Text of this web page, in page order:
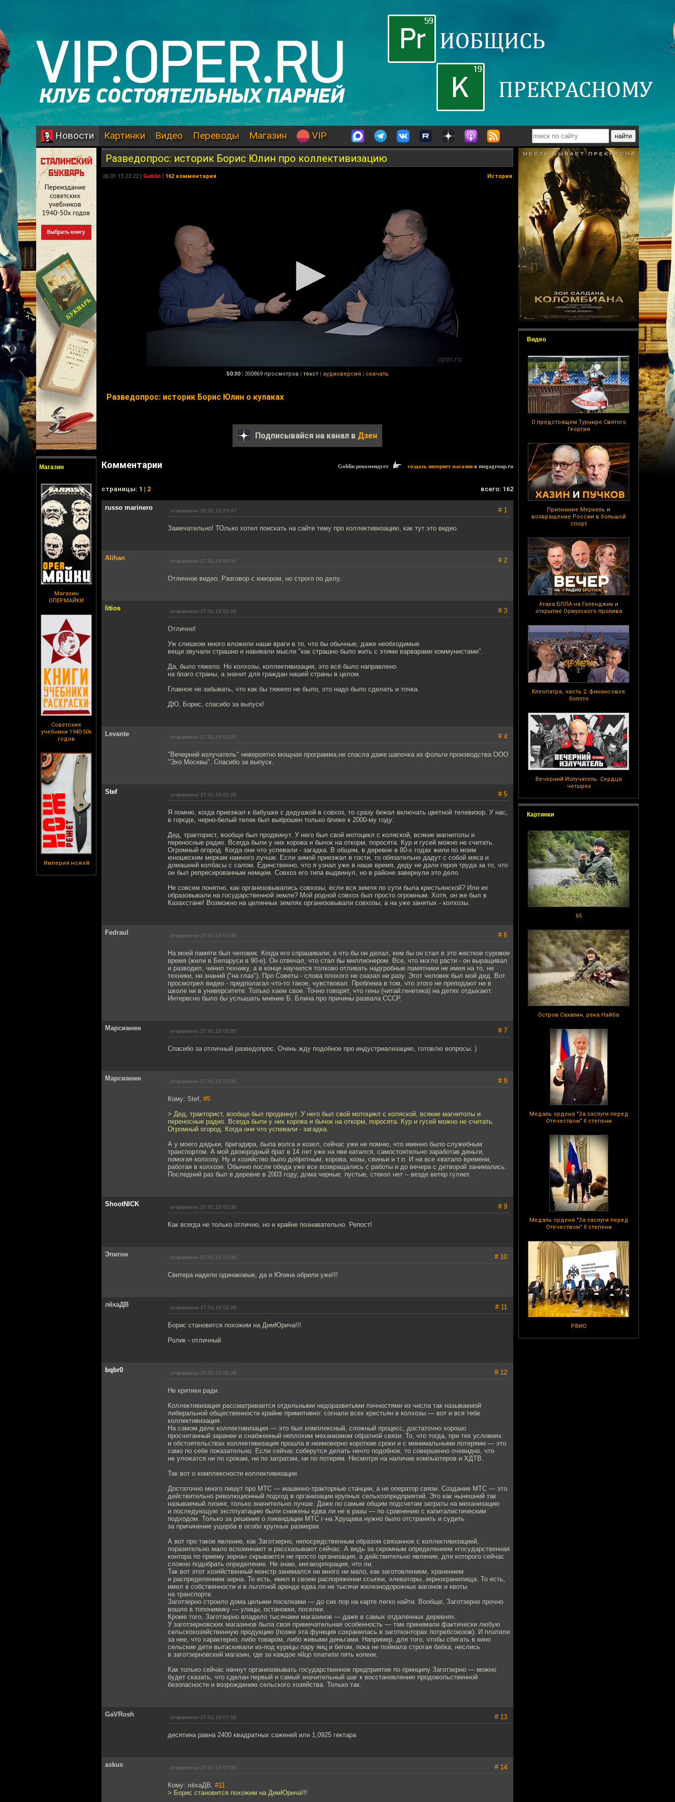
Новости Картинки Видео Переводы Магазин VIP
Магазин
Магазин
ОПЕРМАЙКИ
Советские
учебники 1940-50х
годов
Империя ножей
Видео
О предстоящем Турнире Святого
Георгия
Признание Меркель и
возвращение России в большой
спорт
Атака БПЛА на Геленджик и
открытие Ормузского пролива
Клеопатра, часть 2: финансовое
болото
Вечерний Излучатель: Сердца
четырех
Картинки
65
Остров Сахалин, река Найба
Медаль ордена "За заслуги перед
Отечеством" II степени
Медаль ордена "За заслуги перед
Отечеством" II степени
РВИО
Разведопрос: историк Борис Юлин про коллективизацию
26.01.15 23:22 | Goblin | 162 комментария История
50:30 | 350869 просмотров | текст | аудиоверсия | скачать
Разведопрос: историк Борис Юлин о кулаках
Подписывайся на канал в Дзен
Комментарии Goblin рекомендует создать интернет магазин в megagroup.ru
cтраницы: 1 | 2 всего: 162
russo marinero отправлено 26.01.15 23:47 # 1
Замечательно! ТОлько хотел поискать на сайте тему про коллективизацию, как тут это видео.
Alihan отправлено 27.01.15 00:16 # 2
Отличное видео. Разговор с юмором, но строго по делу.
litios отправлено 27.01.15 01:06 # 3
Отлично!
Уж слишком много вложили наши враги в то, что бы обычные, даже необходимые
вещи звучали страшно и навивали мысли "как страшно было жить с этими варварами коммунистами".
Да, было тяжело. Но колхозы, коллективизация, это всё было направлено
на благо страны, а значит для граждан нашей страны в целом.
Главное не забывать, что как бы тяжело не было, это надо было сделать и точка.
ДЮ, Борис, спасибо за выпуск!
Levante отправлено 27.01.15 01:20 # 4
"Вечерний излучатель" невероятно мощная программа,не спасла даже шапочка из фольги производства ООО
"Эхо Москвы". Спасибо за выпуск.
Stef отправлено 27.01.15 01:26 # 5
Я помню, когда приезжал к бабушке с дедушкой в совхоз, то сразу бежал включать цветной телевизор. У нас,
в городе, черно-белый телек был выброшен только ближе к 2000-му году.
Дед, тракторист, вообще был продвинут. У него был свой мотоцикл с коляской, всякие магнитолы и
переносные радио. Всегда были у них корова и бычок на откорм, поросята. Кур и гусей можно не считать.
Огромный огород. Когда они что успевали - загадка. В общем, в деревне в 80-х годах жили по моим
юношеским меркам намного лучше. Если зимой приезжал в гости, то обязательно дадут с собой мяса и
домашней колбасы с салом. Единственно, что я узнал уже в наше время, деду не дали героя труда за то, что
он был репресированным немцем. Совхоз его типа выдвинул, но в районе завернули это дело.
Не совсем понятно, как организовывались совхозы, если вся земля по сути была крестьянской? Или их
образовывали на государственной земле? Мой родной совхоз был просто огромным. Хотя, он же был в
Казахстане! Возможно на целинных землях организовывали совхозы, а на уже занятых - колхозы.
Fedraul отправлено 27.01.15 01:46 # 6
На моей памяти был человек. Когда его спрашивали, а что бы он делал, кем бы он стал в это жесткое суровое
время (жили в Беларуси в 90-е). Он отвечал, что стал бы миллионером. Все, что могло расти - он выращивал
и разводил, чинил технику, а в конце научился толково отливать надгробные памятники не имея на то, ни
техники, ни знаний ("на глаз"). Про Советы - слова плохого не сказал ни разу. Этот человек был мой дед. Вот
просмотрел видео - предполагал что-то такое, чувствовал. Проблема в том, что этого не преподают ни в
школе ни в университете. Только хаем свое. Точно говорят, что гены (читай:генетика) на детях отдыхают.
Интересно было бы услышать мнение Б. Блина про причины развала СССР.
Марсианин отправлено 27.01.15 02:05 # 7
Спасибо за отличный разведопрос. Очень жду подобное про индустриализацию, готовлю вопросы. )
Марсианин отправлено 27.01.15 02:05 # 8
Кому: Stef, #5
> Дед, тракторист, вообще был продвинут. У него был свой мотоцикл с коляской, всякие магнитолы и
переносные радио. Всегда были у них корова и бычок на откорм, поросята. Кур и гусей можно не считать.
Огромный огород. Когда они что успевали - загадка.
А у моего дядьки, бригадира, была волга и козел, сейчас уже не помню, что именно было служебным
транспортом. А мой двоюродный брат в 14 лет уже на яве катался, самостоятельно заработав деньги,
помогая колхозу. Ну и хозяйство было добротным, корова, козы, свиньи и т.п. И на все хватало времени,
работая в колхозе. Обычно после обеда уже все возвращались с работы и до вечера с детворой занимались.
Последний раз был в деревне в 2003 году, дома черные, пустые, стекол нет -- везде ветер гуляет.
ShootNICK отправлено 27.01.15 02:36 # 9
Как всегда не только отлично, но и крайне познавательно. Репост!
Эпигон отправлено 27.01.15 02:48 # 10
Свитера надели одинаковые, да и Юлина обрили уже!!!
лёхаДВ отправлено 27.01.15 02:48 # 11
Борис становится похожим на ДимЮрича!!!
Ролик - отличный
bqbr0 отправлено 27.01.15 06:39 # 12
Не критики ради.
Коллективизация рассматривается отдельными недоразвитыми личностями из числа так называемой
либеральной общественности крайне примитивно: согнали всех крестьян в колхозы — вот и вся тебе
коллективизация.
На самом деле коллективизация — это был комплексный, сложный процесс, достаточно хорошо
просчитанный заранее и снабженный неплохим механизмом обратной связи. То, что тогда, при тех условиях
и обстоятельствах коллективизация прошла в неимоверно короткие сроки и с минимальными потерями — это
само по себе показательно. Если сейчас соберутся делать нечто подобное, то совершенно очевидно, что
не уложатся ни по срокам, ни по затратам, ни по потерям. Несмотря на наличие компьютеров и ХДТВ.
Так вот о комплексности коллективизации.
Достаточно много пишут про МТС — машинно-тракторные станции, а не оператор связи. Создание МТС — это
действительно революционный подход в организации крупных сельхозпредприятий. Это как нынешний так
называемый лизинг, только значительно лучше. Даже по самым общим подсчетам затраты на механизацию
и последующую эксплуатацию были снижены едва ли не в разы — по сравнению с капиталистическим
подходом. Только за решение о ликвидации МТС г-на Хрущева нужно было отстранять и судить
за причинение ущерба в особо крупных размерах.
А вот про такое явление, как Заготзерно, непосредственным образом связанное с коллективизацией,
поразительно мало вспоминают и рассказывают сейчас. А ведь за скромным определением «государственная
контора по приему зерна» скрывается не просто организация, а действительно явление, для которого сейчас
сложно подобрать определение. Не знаю, мегакорпорация, что ли.
Так вот этот хозяйственный монстр занимался ни много ни мало, как заготовлением, хранением
и распределением зерна. То есть, имел в своем распоряжении ссыпки, элеваторы, зернохранилища. То есть,
имел в собственности и в льготной аренде едва ли не тысячи железнодорожных вагонов и квоты
на транспорте.
Заготзерно строило дома целыми поселками — до сих пор на карте легко найти. Вообще, Заготзерно прочно
вошло в топонимику — улицы, остановки, поселки.
Кроме того, Заготзерно владело тысячами магазинов — даже в самых отдаленных деревнях.
У заготзерновских магазинов была своя примечательная особенность — там принимали фактически любую
сельскохозяйственную продукцию (позже эта функция сохранилась в заготконторах потребсоюзов). И платили
за нее, что характерно, либо товаром, либо живыми деньгами. Например, для того, чтобы сбегать в кино
сельские дети вытаскивали из-под курицы пару яиц и бегом, пока не поймала строгая бабка, неслись
в заготзерновский магазин, где за каждое яйцо платили пять копеек.
Как только сейчас начнут организовывать государственное предприятие по принципу Заготзерно — можно
будет сказать, что сделан первый и самый значительный шаг к восстановлению продовольственной
безопасности и возрождению сельского хозяйства. Только так.
GaVRosh отправлено 27.01.15 07:55 # 13
десятина равна 2400 квадратных саженей или 1,0925 гектара
askus отправлено 27.01.15 07:55 # 14
Кому: лёхаДВ, #11
> Борис становится похожим на ДимЮрича!!!